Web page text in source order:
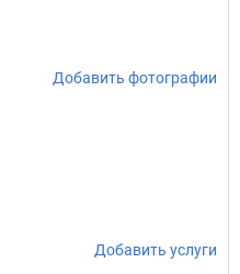
Добавить фотографии
Добавить услуги